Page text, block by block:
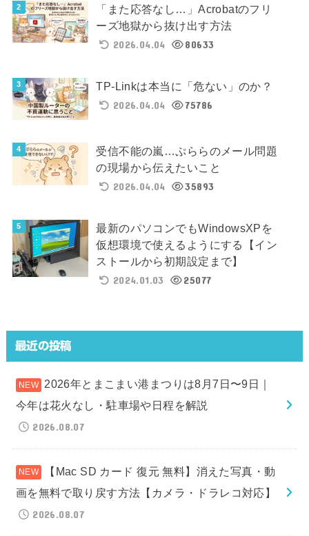
「また応答なし…」Acrobatのフリ
ーズ地獄から抜け出す方法
2026.04.04
80633
TP-Linkは本当に「危ない」のか？
2026.04.04
75786
受信不能の嵐…ぷららのメール問題
の現場から伝えたいこと
2026.04.04
35893
最新のパソコンでもWindowsXPを
仮想環境で使えるようにする【イン
ストールから初期設定まで】
2024.01.03
25077
最近の投稿
2026年とまこまい港まつりは8月7日〜9日｜
今年は花火なし・駐車場や日程を解説
2026.08.07
【Mac SD カード 復元 無料】消えた写真・動
画を無料で取り戻す方法【カメラ・ドラレコ対応】
2026.08.07